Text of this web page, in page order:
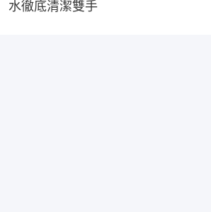
水徹底清潔雙手